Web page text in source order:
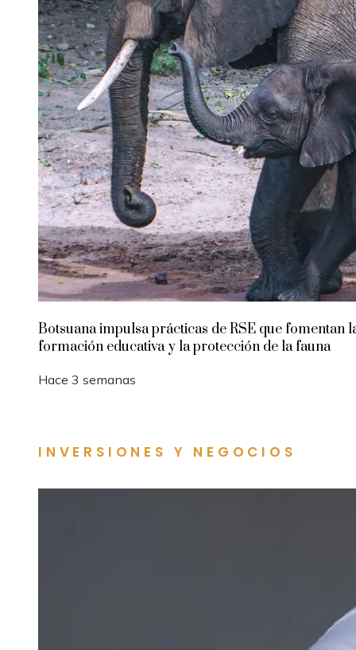
Botsuana impulsa prácticas de RSE que fomentan
formación educativa y la protección de la fauna
Hace 3 semanas
INVERSIONES Y NEGOCIOS